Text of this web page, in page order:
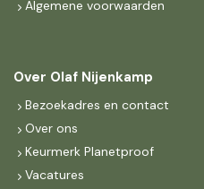
Algemene voorwaarden
Over Olaf Nijenkamp
Bezoekadres en contact
Over ons
Keurmerk Planetproof
Vacatures